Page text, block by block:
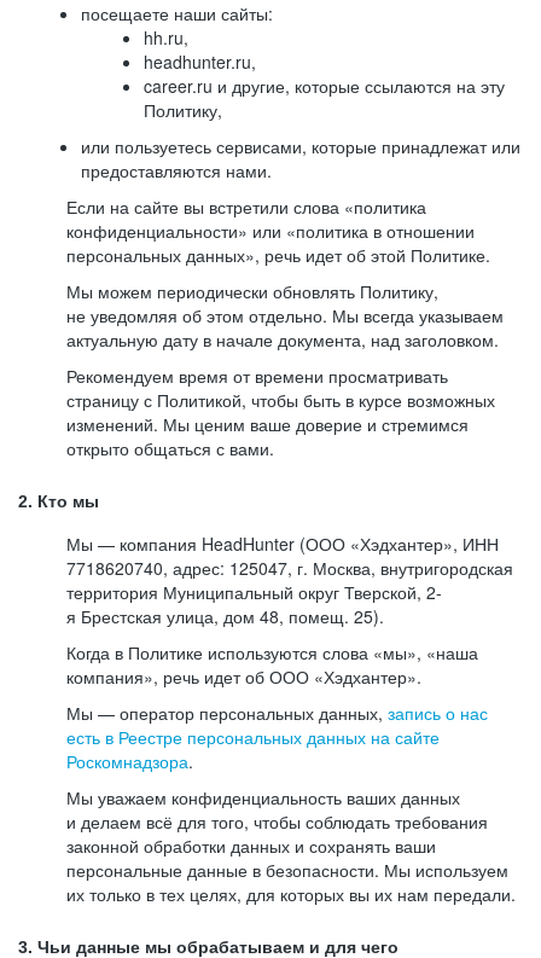
посещаете наши сайты:
hh.ru,
headhunter.ru,
career.ru и другие, которые ссылаются на эту
Политику,
или пользуетесь сервисами, которые принадлежат или
предоставляются нами.
Если на сайте вы встретили слова «политика
конфиденциальности» или «политика в отношении
персональных данных», речь идет об этой Политике.
Мы можем периодически обновлять Политику,
не уведомляя об этом отдельно. Мы всегда указываем
актуальную дату в начале документа, над заголовком.
Рекомендуем время от времени просматривать
страницу с Политикой, чтобы быть в курсе возможных
изменений. Мы ценим ваше доверие и стремимся
открыто общаться с вами.
2. Кто мы
Мы — компания HeadHunter (ООО «Хэдхантер», ИНН
7718620740, адрес: 125047, г. Москва, внутригородская
территория Муниципальный округ Тверской, 2-
я Брестская улица, дом 48, помещ. 25).
Когда в Политике используются слова «мы», «наша
компания», речь идет об ООО «Хэдхантер».
Мы — оператор персональных данных, запись о нас
есть в Реестре персональных данных на сайте
Роскомнадзора.
Мы уважаем конфиденциальность ваших данных
и делаем всё для того, чтобы соблюдать требования
законной обработки данных и сохранять ваши
персональные данные в безопасности. Мы используем
их только в тех целях, для которых вы их нам передали.
3. Чьи данные мы обрабатываем и для чего